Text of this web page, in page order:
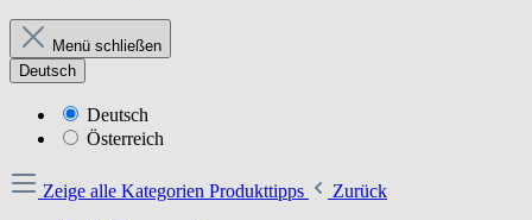
Menü schließen
Deutsch
Deutsch
Österreich
Zeige alle Kategorien Produkttipps
Zurück